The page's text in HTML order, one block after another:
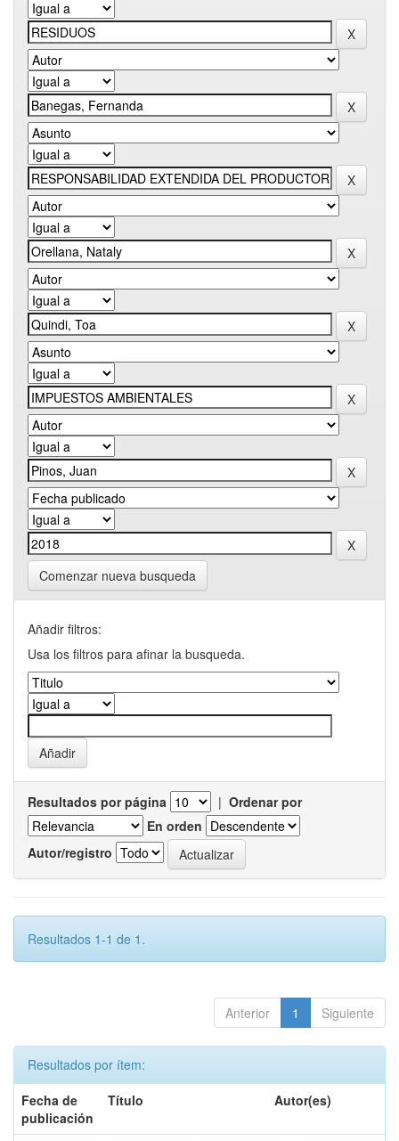
Comenzar nueva busqueda
Añadir filtros:
Usa los filtros para afinar la busqueda.
Resultados por página | Ordenar por
En orden
Autor/registro
Resultados 1-1 de 1.
Anterior 1 Siguiente
Resultados por ítem:
Fecha de
publicación
Título Autor(es)